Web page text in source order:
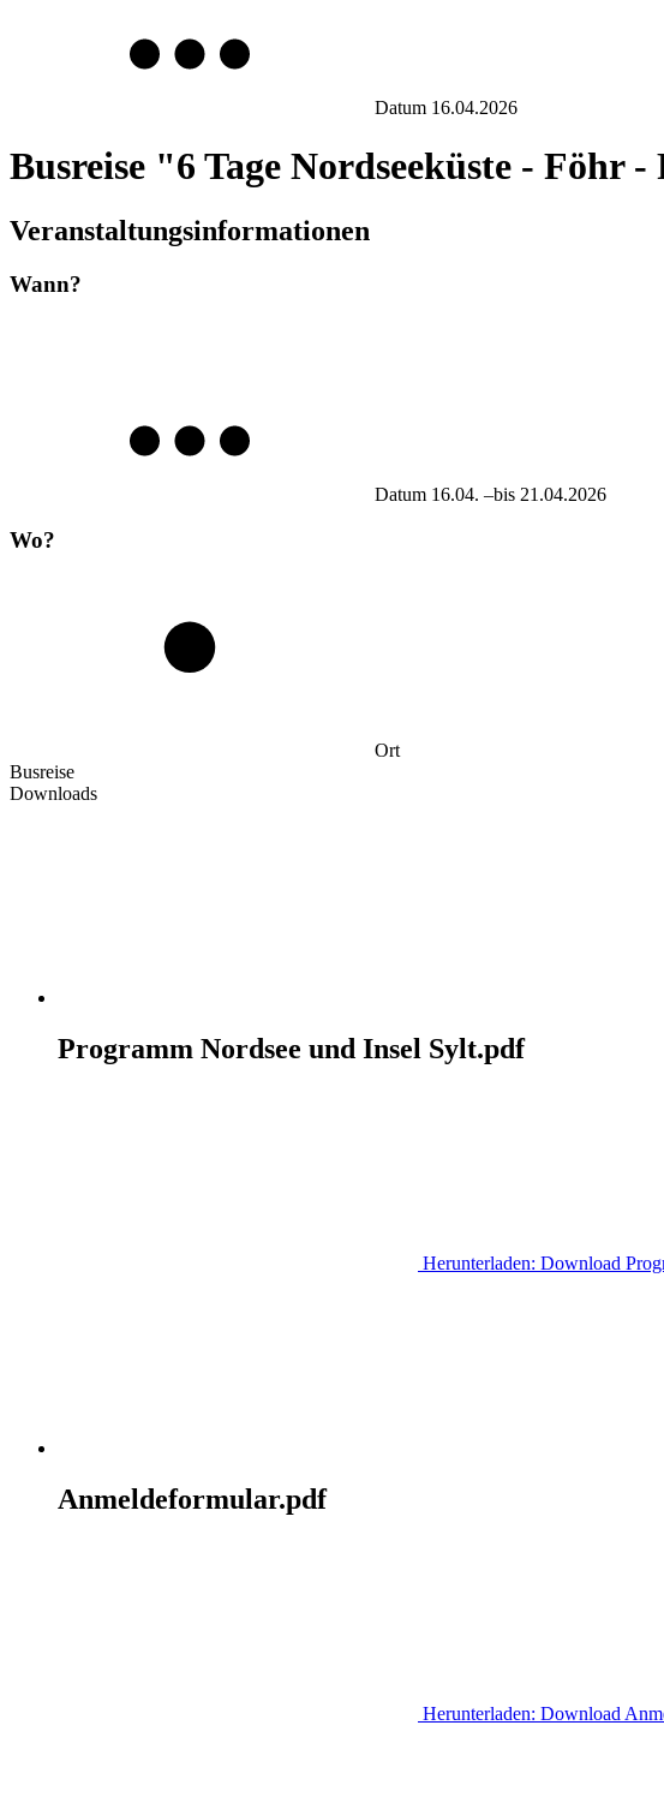
Datum 16.04.2026
Busreise "6 Tage Nordseeküste - Föhr
Veranstaltungsinformationen
Wann?
Datum 16.04. –bis 21.04.2026
Wo?
Ort
Busreise
Downloads
Programm Nordsee und Insel Sylt.pdf
Herunterladen: Download
Anmeldeformular.pdf
Herunterladen: Download